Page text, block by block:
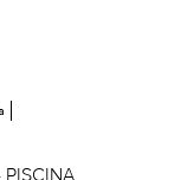
PISCINA